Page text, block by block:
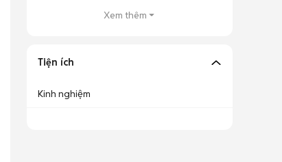
Xem thêm
Tiện ích
Kinh nghiệm